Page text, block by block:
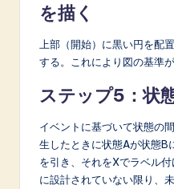
を描く
上部（開始）に黒い円を配
する。これにより図の基準が
ステップ5：状
イベントに基づいて状態の
生したときに状態Aが状態B
を引き、それをXでラベル
に設計されていない限り、